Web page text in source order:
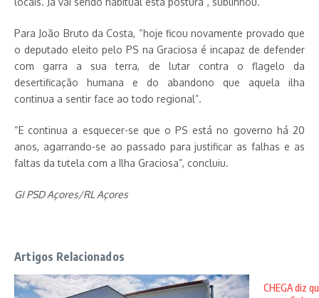
Para João Bruto da Costa, “hoje ficou novamente provado que
o deputado eleito pelo PS na Graciosa é incapaz de defender
com garra a sua terra, de lutar contra o flagelo da
desertificação humana e do abandono que aquela ilha
continua a sentir face ao todo regional”.
“E continua a esquecer-se que o PS está no governo há 20
anos, agarrando-se ao passado para justificar as falhas e as
faltas da tutela com a Ilha Graciosa”, concluiu.
GI PSD Açores/RL Açores
Artigos Relacionados
CHEGA diz